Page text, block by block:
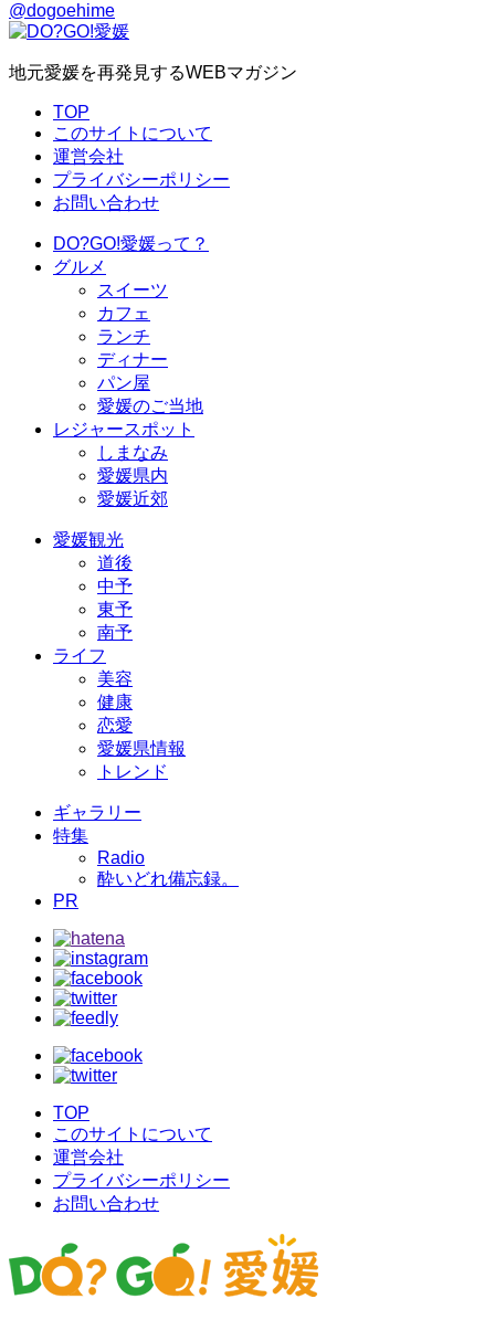
@dogoehime
地元愛媛を再発見するWEBマガジン
TOP
このサイトについて
運営会社
プライバシーポリシー
お問い合わせ
DO?GO!愛媛って？
グルメ
スイーツ
カフェ
ランチ
ディナー
パン屋
愛媛のご当地
レジャースポット
しまなみ
愛媛県内
愛媛近郊
愛媛観光
道後
中予
東予
南予
ライフ
美容
健康
恋愛
愛媛県情報
トレンド
ギャラリー
特集
Radio
酔いどれ備忘録。
PR
TOP
このサイトについて
運営会社
プライバシーポリシー
お問い合わせ